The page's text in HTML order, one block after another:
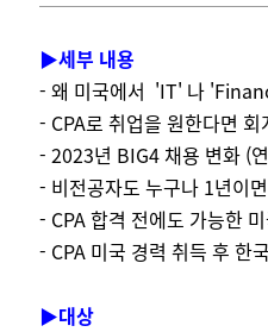
▶세부 내용
- 왜 미국에서 'IT' 나
- CPA로 취업을 원한다면
- 2023년 BIG4 채용 변화 (
- 비전공자도 누구나 1년이
- CPA 합격 전에도 가능한
- CPA 미국 경력 취득 후 한
▶대상